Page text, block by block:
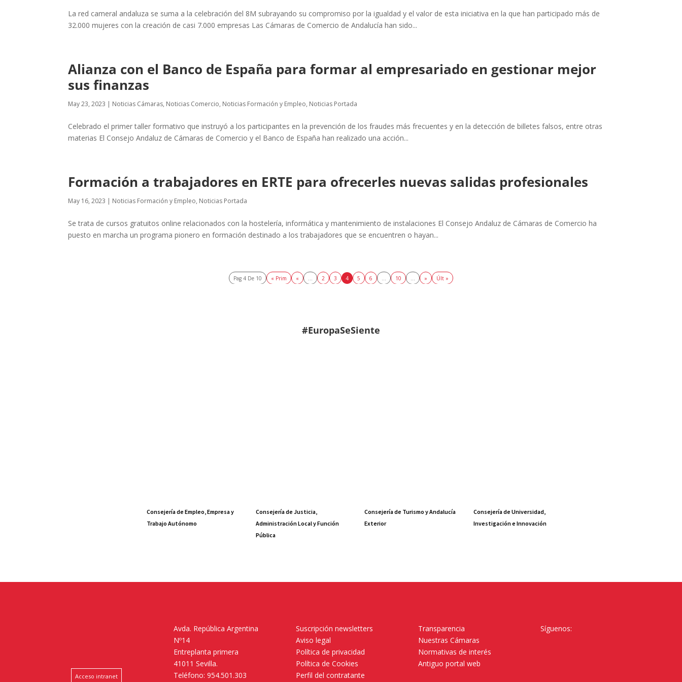
La red cameral andaluza se suma a la celebración del 8M subrayando su compromiso por la igualdad y el valor de esta iniciativa en la que han participado más de
32.000 mujeres con la creación de casi 7.000 empresas Las Cámaras de Comercio de Andalucía han sido...
Alianza con el Banco de España para formar al empresariado en gestionar mejor
sus finanzas
May 23, 2023 | Noticias Cámaras, Noticias Comercio, Noticias Formación y Empleo, Noticias Portada
Celebrado el primer taller formativo que instruyó a los participantes en la prevención de los fraudes más frecuentes y en la detección de billetes falsos, entre otras
materias El Consejo Andaluz de Cámaras de Comercio y el Banco de España han realizado una acción...
Formación a trabajadores en ERTE para ofrecerles nuevas salidas profesionales
May 16, 2023 | Noticias Formación y Empleo, Noticias Portada
Se trata de cursos gratuitos online relacionados con la hostelería, informática y mantenimiento de instalaciones El Consejo Andaluz de Cámaras de Comercio ha
puesto en marcha un programa pionero en formación destinado a los trabajadores que se encuentren o hayan...
Pag 4 De 10 « Prim « 2 3 4 5 6 10 » Últ »
#EuropaSeSiente
Consejería de Empleo, Empresa y
Trabajo Autónomo
Consejería de Justicia,
Administración Local y Función
Pública
Consejería de Turismo y Andalucía
Exterior
Consejería de Universidad,
Investigación e Innovación
Acceso intranet
Avda. República Argentina
Nº14
Entreplanta primera
41011 Sevilla.
Teléfono: 954.501.303
Suscripción newsletters
Aviso legal
Política de privacidad
Política de Cookies
Perfil del contratante
Transparencia
Nuestras Cámaras
Normativas de interés
Antiguo portal web
Síguenos: